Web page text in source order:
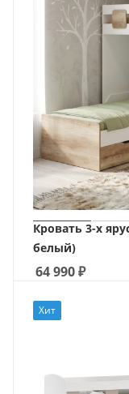
Кровать 3-х
белый)
64 990₽
Хит